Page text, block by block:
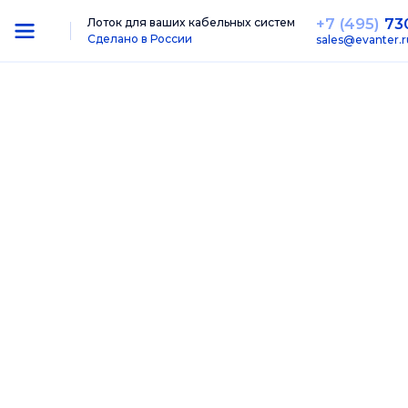
Лоток для ваших кабельных систем
Сделано в России
+7 (495)